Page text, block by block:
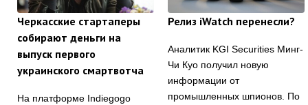
Черкасские стартаперы
собирают деньги на
выпуск первого
украинского смартвотча
На платформе Indiegogo
Релиз iWatch перенесли?
Аналитик KGI Securities Минг-
Чи Куо получил новую
информации от
промышленных шпионов. По